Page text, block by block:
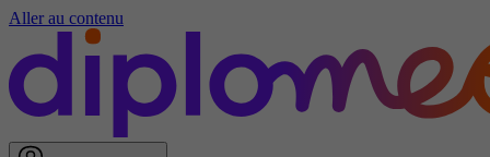
Aller au contenu